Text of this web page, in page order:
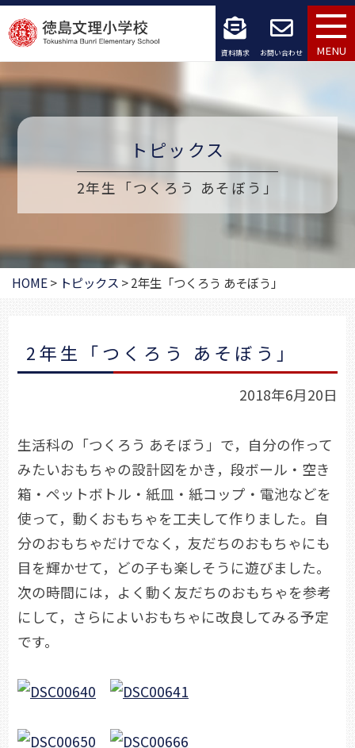
コ
ン
テ
へ
ッ
プ
資料請求 お問い合わせ MENU
トピックス
2年生「つくろう あそぼう」
HOME> トピックス >2年生「つくろう あそぼう」
2年生「つくろう あそぼう」
2018年6月20日
生活科の「つくろう あそぼう」で，自分の作って
みたいおもちゃの設計図をかき，段ボール・空き
箱・ペットボトル・紙皿・紙コップ・電池などを
使って，動くおもちゃを工夫して作りました。自
分のおもちゃだけでなく，友だちのおもちゃにも
目を輝かせて，どの子も楽しそうに遊びました。
次の時間には，よく動く友だちのおもちゃを参考
にして，さらによいおもちゃに改良してみる予定
です。